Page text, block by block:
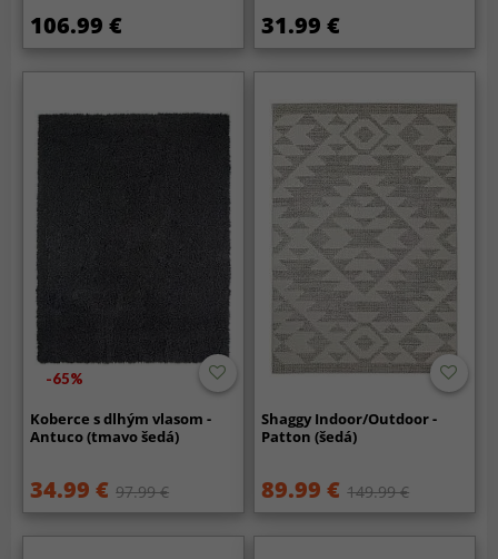
106.99 € 31.99 €
-65%
Koberce s dlhým vlasom -
Antuco (tmavo šedá)
34.99 € 97.99 €
Shaggy Indoor/Outdoor -
Patton (šedá)
89.99 € 149.99 €